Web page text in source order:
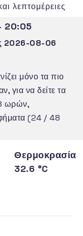
λεπτομέρειες
20:05
2026-08-06
μόνο τα πιο
για να δείτε τα
ωρών,
(24 / 48
Θερμοκρασία
32.6 °C